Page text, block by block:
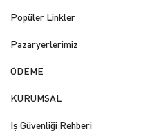
Popüler Linkler
Pazaryerlerimiz
ÖDEME
KURUMSAL
İş Güvenliği Rehberi